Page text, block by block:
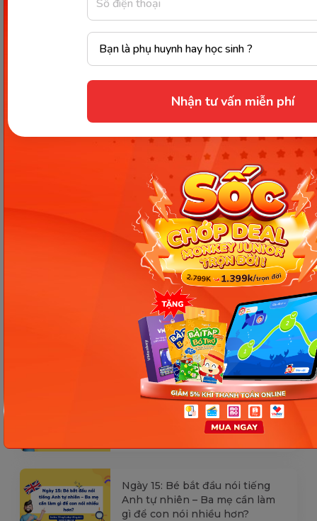
Nhận tư vấn miễn phí
Các Bài Viết Mới Nhất
[Thảo luận] Cơn thịnh nộ (ăn
vạ) của trẻ | Kỷ luật tích cực #17
Ngày 18: Vì sao bé nhanh quên
từ tiếng Anh? Cách giúp con
nhớ lâu mà không cần học
Ngày 17: Bé nhận diện từ nhanh
qua hình ảnh – Chìa khóa giúp
con hiểu ngay không cần dịch
Ngày 16: Tăng tốc độ phản xạ và
ghi nhớ tiếng Anh – Giúp bé
hiểu và nói nhanh hơn
Ngày 15: Bé bắt đầu nói tiếng
Anh tự nhiên – Ba mẹ cần làm
gì để con nói nhiều hơn?